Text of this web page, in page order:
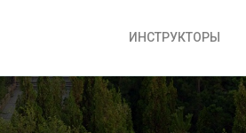
ИНСТРУКТОРЫ